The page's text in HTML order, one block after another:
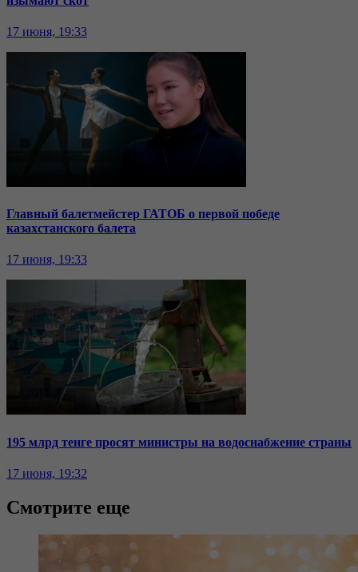
17 июня, 19:33
Главный балетмейстер ГАТОБ о первой победе
казахстанского балета
17 июня, 19:33
195 млрд тенге просят министры на водоснабжение страны
17 июня, 19:32
Смотрите еще